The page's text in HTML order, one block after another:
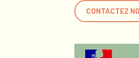
CONTACTEZ